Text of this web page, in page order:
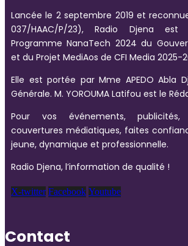
Lancée le 2 septembre 2019 et
037/HAAC/P/23), Radio Djena est
Programme NanaTech 2024 du
et du Projet MediAos de CFI Media 2025-
Elle est portée par Mme APEDO Abla
Générale. M. YOROUMA Latifou est le
Pour vos événements,
couvertures médiatiques, faites
jeune, dynamique et professionnelle.
Radio Djena, l’information de qualité !
X-twitter Facebook Youtube
Contact